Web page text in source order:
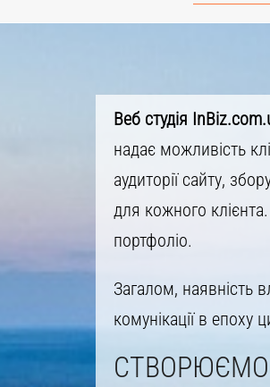
Веб студія
надає можливість
аудиторії сайту,
для кожного
портфоліо.
Загалом, наявність
комунікації в епоху